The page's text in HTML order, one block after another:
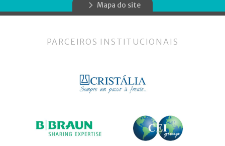
Mapa do site
PARCEIROS INSTITUCIONAIS